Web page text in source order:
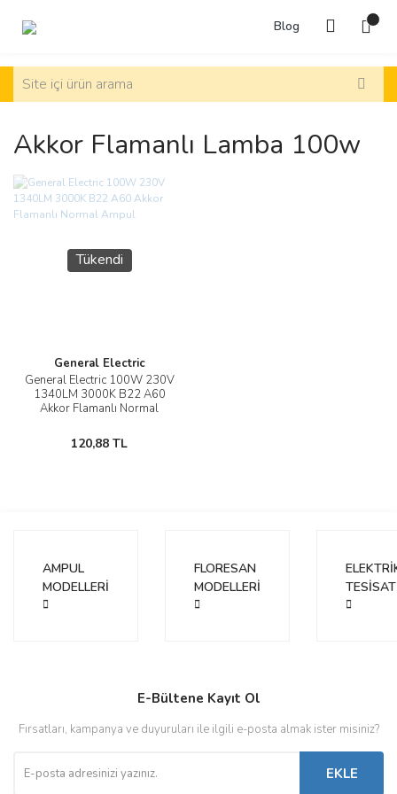
Blog
Akkor Flamanlı Lamba 100w
Tükendi
General Electric
General Electric 100W 230V
1340LM 3000K B22 A60
Akkor Flamanlı Normal
120,88 TL
AMPUL
MODELLERİ
FLORESAN
MODELLERİ
TESİSAT
E-Bültene Kayıt Ol
Fırsatları, kampanya ve duyuruları ile ilgili e-posta almak ister misiniz?
EKLE